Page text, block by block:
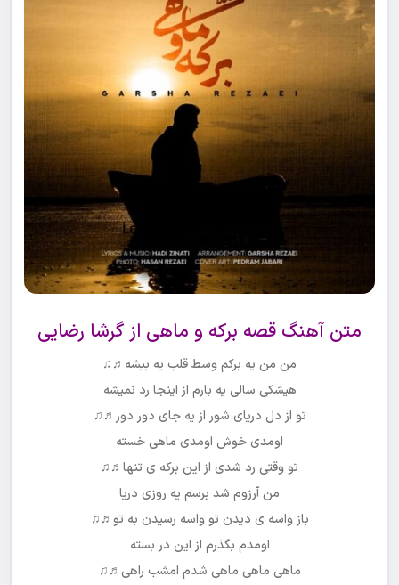
متن آهنگ قصه برکه و ماهی ازگرشا رضایی
من من یه برکم وسط قلب یه بیشه♬♫
هیشکی سالی یه بارم از اینجا رد نمیشه
تو از دل دریای شور از یه جای دور دور♬♫
اومدی خوش اومدی ماهی خسته
تو وقتی رد شدی از این برکه ی تنها♬♫
من آرزوم شد برسم یه روزی دریا
باز واسه ی دیدن تو واسه رسیدن به تو♬♫
اومدم بگذرم از این در بسته
ماهی ماهی ماهی شدم امشب راهی♬♫